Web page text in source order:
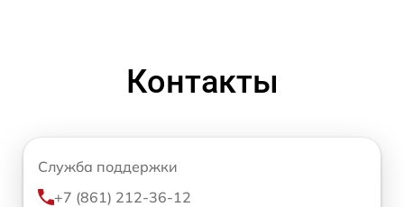
Контакты
Служба поддержки
+7 (861) 212-36-12